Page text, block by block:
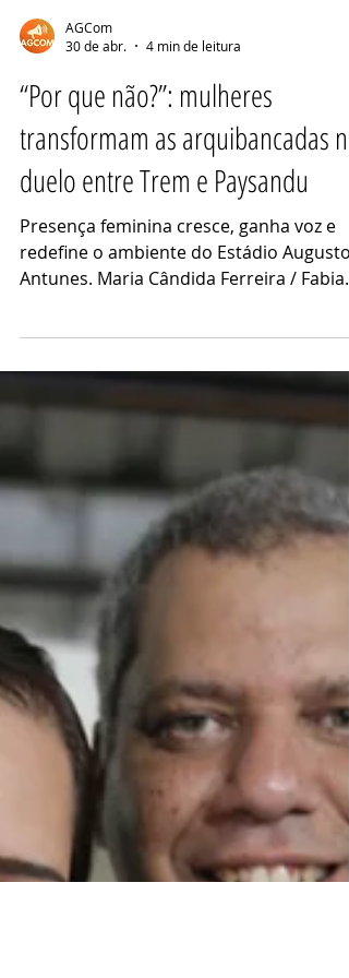
AGCom
30 de abr.
4 min de leitura
“Por que não?”: mulheres
transformam as arquibancadas no
Presença feminina cresce, ganha voz e
redefine o ambiente do Estádio Augusto
Antunes. Maria Cândida Ferreira /
confronto vitoriosas - Foto: Maria
Ferreira/AGCOM Esporte. Dentro do
campo, o Paysandu venceu o Trem por 3
0, na noite de quarta-feira (29), no
Augusto Antunes, pela Copa Norte. Fora
de campo, o destaque foi outro
movimento: a presença cada vez mais
ativa das mulheres nas arquibancadas. O
cenário acompan